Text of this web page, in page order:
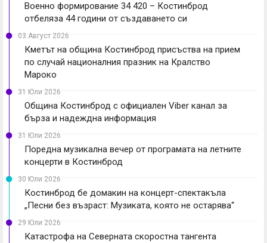
Военно формирование 34 420 – Костинброд
отбеляза 44 години от създаването си
03 Август 2026
Кметът на община Костинброд присъства на прием
по случай националния празник на Кралство
Мароко
31 Юли 2026
Община Костинброд с официален Viber канал за
бърза и надеждна информация
31 Юли 2026
Поредна музикална вечер от програмата на летните
концерти в Костинброд
30 Юли 2026
Костинброд бе домакин на концерт-спектакъла
„Песни без възраст: Музиката, която не остарява“
29 Юли 2026
Катастрофа на Северната скоростна тангента